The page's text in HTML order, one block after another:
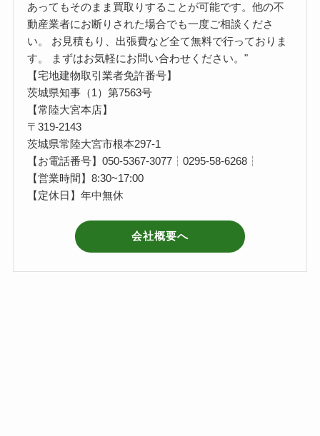
あってもそのまま買取りすることが可能です。他の不
動産業者にお断りされた場合でも一度ご相談くださ
い。 お見積もり、出張費など全て無料で行っておりま
す。 まずはお気軽にお問い合わせください。"
【宅地建物取引業者免許番号】
茨城県知事（1）第7563号
【常陸大宮本店】
〒319-2143
茨城県常陸大宮市根本297-1
【お電話番号】050-5367-3077┆0295-58-6268┆
【営業時間】8:30~17:00
【定休日】年中無休
会社概要へ